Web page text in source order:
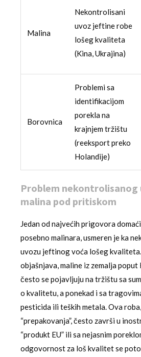
Malina
Nekontrolisani
uvoz jeftine robe
lošeg kvaliteta
(Kina, Ukrajina)
Borovnica
Problemi sa
identifikacijom
porekla na
krajnjem tržištu
(reeksport preko
Holandije)
Problem nekontrolisanog
malina pod pritiskom
Jedan od najvećih prigovora
posebno malinara, usmeren je ka
uvozu jeftinog voća lošeg
objašnjava, maline iz zemalja poput
često se pojavljuju na tržištu sa
o kvalitetu, a ponekad i sa
pesticida ili teških metala. Ova
“prepakovanja”, često završi u
“produkt EU” ili sa nejasnim
odgovornost za loš kvalitet se